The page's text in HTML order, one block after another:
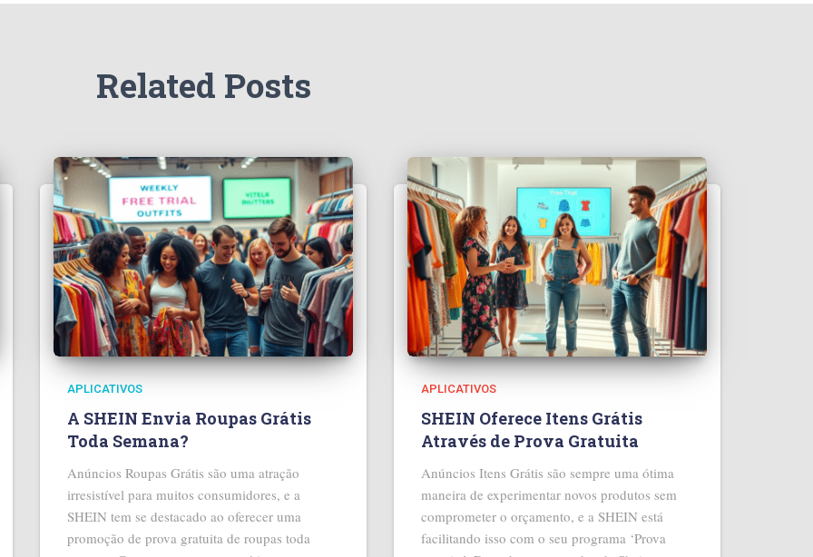
Related Posts
APLICATIVOS
A SHEIN Envia Roupas Grátis
Toda Semana?
Anúncios Roupas Grátis são uma atração
irresistível para muitos consumidores, e a
SHEIN tem se destacado ao oferecer uma
promoção de prova gratuita de roupas toda
APLICATIVOS
SHEIN Oferece Itens Grátis
Através de Prova Gratuita
Anúncios Itens Grátis são sempre uma ótima
maneira de experimentar novos produtos sem
comprometer o orçamento, e a SHEIN está
facilitando isso com o seu programa ‘Prova